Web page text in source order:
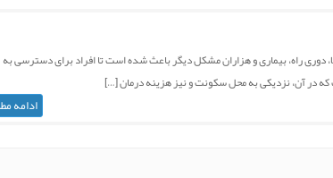
دوری راه، بیماری و هزاران مشکل دیگر باعث شده است تا افراد برای دسترسی به
که در آن، نزدیکی به محل سکونت و نیز هزینه درمان […]
ادامه